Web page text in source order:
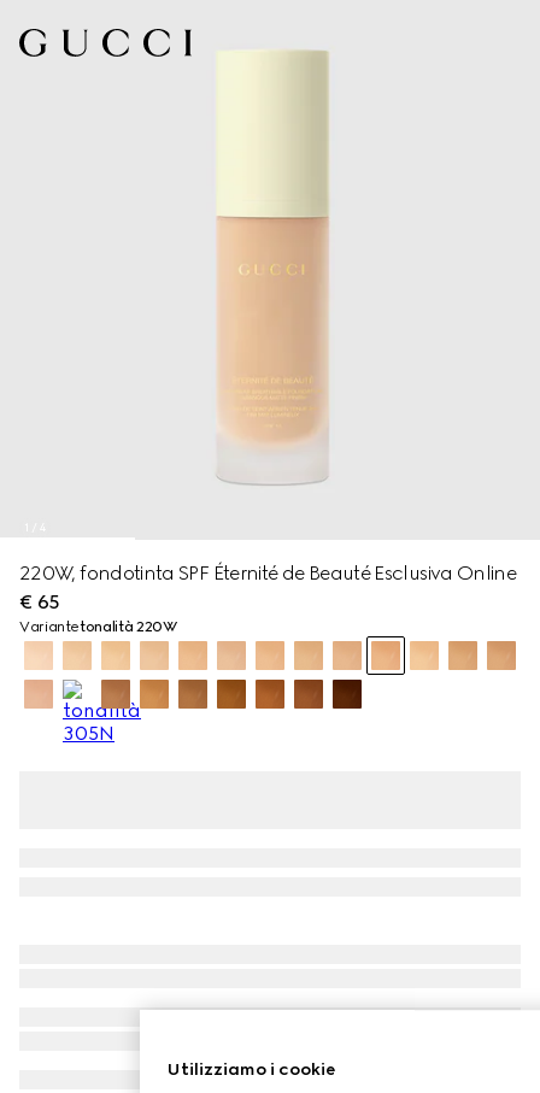
4
220W, fondotinta SPF Éternité de Beauté Esclusiva Online
€ 65
Variantetonalità 220W
Utilizziamo i cookie